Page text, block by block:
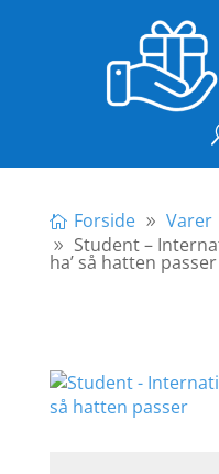
Forside
Varer
Student –
ha’ så hatten passer